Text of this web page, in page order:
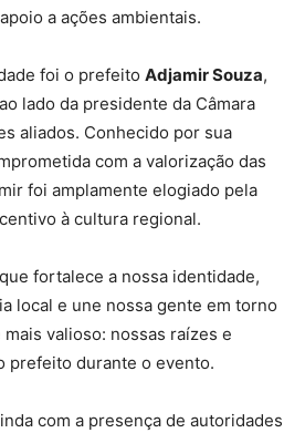
a ações ambientais.
foi o prefeito Adjamir Souza,
lado da presidente da Câmara
aliados. Conhecido por sua
com a valorização das
foi amplamente elogiado pela
à cultura regional.
fortalece a nossa identidade,
local e une nossa gente em torno
valioso: nossas raízes e
prefeito durante o evento.
com a presença de autoridades